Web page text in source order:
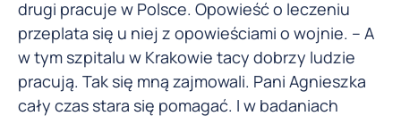
drugi pracuje w Polsce. Opowieść o leczeniu
przeplata się u niej z opowieściami o wojnie. – A
w tym szpitalu w Krakowie tacy dobrzy ludzie
pracują. Tak się mną zajmowali. Pani Agnieszka
cały czas stara się pomagać. I w badaniach